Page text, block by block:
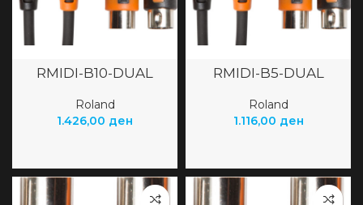
RMIDI-B10-DUAL
Roland
1.426,00 ден
RMIDI-B5-DUAL
Roland
1.116,00 ден